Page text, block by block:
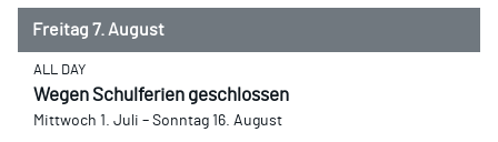
Freitag 7. August
ALL DAY
Wegen Schulferien geschlossen
Mittwoch 1. Juli – Sonntag 16. August